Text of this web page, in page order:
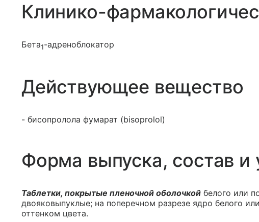
Клинико-
Бета1-адреноблокатор
Действующее вещество
- бисопролола фумарат (bisoprolol)
Форма выпуска, состав и
Таблетки, покрытые пленочной оболочкой белого или
двояковыпуклые; на поперечном разрезе ядро белого
оттенком цвета.